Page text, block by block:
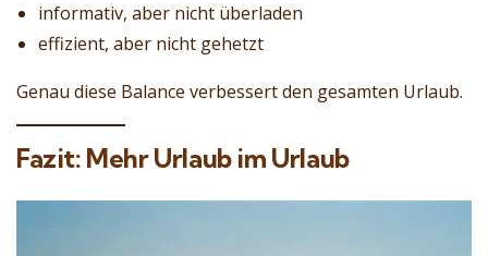
informativ, aber nicht überladen
effizient, aber nicht gehetzt
Genau diese Balance verbessert den gesamten Urlaub.
Fazit: Mehr Urlaub im Urlaub